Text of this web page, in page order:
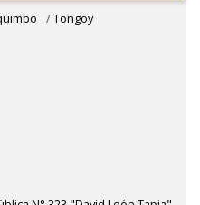
/Tongoy